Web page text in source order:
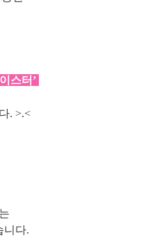
스터’
. >.<
니다.